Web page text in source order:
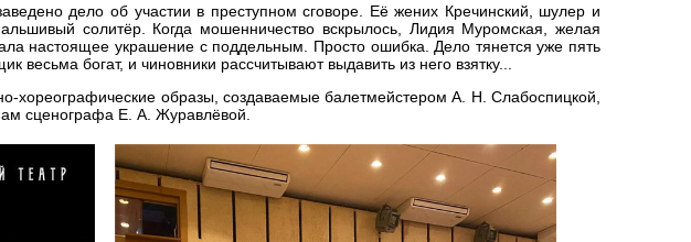
дело об участии в преступном сговоре. Её жених Кречинский, шулер и
солитёр. Когда мошенничество вскрылось, Лидия Муромская, желая
настоящее украшение с поддельным. Просто ошибка. Дело тянется уже пять
весьма богат, и чиновники рассчитывают выдавить из него взятку...
хореографические образы, создаваемые балетмейстером А. Н. Слабоспицкой,
сценографа Е. А. Журавлёвой.